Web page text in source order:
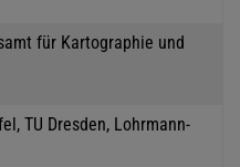
für Kartographie und
TU Dresden, Lohrmann-